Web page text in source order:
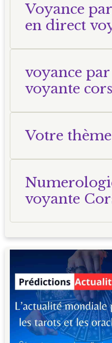
Voyance
en direct
voyance
voyante
Votre thème
voyante